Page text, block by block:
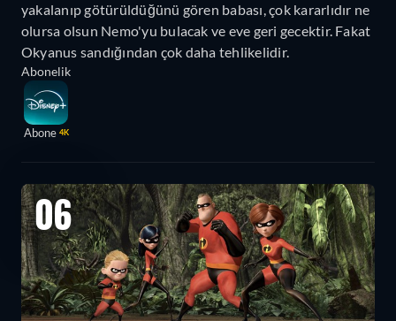
yakalanıp götürüldüğünü gören babası, çok kararlıdır ne
olursa olsun Nemo'yu bulacak ve eve geri gecektir. Fakat
Okyanus sandığından çok daha tehlikelidir.
Abonelik
Abone 4K
06